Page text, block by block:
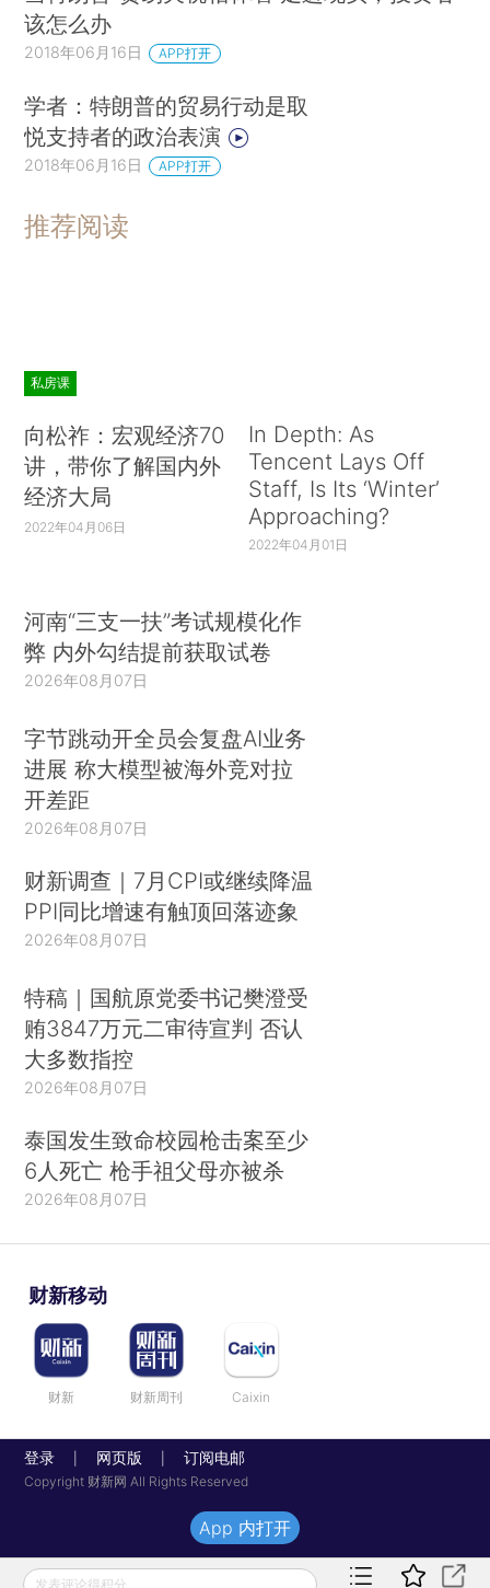
该怎么办
2018年06月16日 APP打开
学者：特朗普的贸易行动是取
悦支持者的政治表演
2018年06月16日 APP打开
推荐阅读
私房课
向松祚：宏观经济70
讲，带你了解国内外
经济大局
2022年04月06日
In Depth: As
Tencent Lays Off
Staff, Is Its ‘Winter’
Approaching?
2022年04月01日
河南“三支一扶”考试规模化作
弊 内外勾结提前获取试卷
2026年08月07日
字节跳动开全员会复盘AI业务
进展 称大模型被海外竞对拉
开差距
2026年08月07日
财新调查｜7月CPI或继续降温
PPI同比增速有触顶回落迹象
2026年08月07日
特稿｜国航原党委书记樊澄受
贿3847万元二审待宣判 否认
大多数指控
2026年08月07日
泰国发生致命校园枪击案至少
6人死亡 枪手祖父母亦被杀
2026年08月07日
财新移动
财新 财新周刊 Caixin
登录 网页版 订阅电邮
Copyright 财新网 All Rights Reserved
发表评论得积分
App 内打开